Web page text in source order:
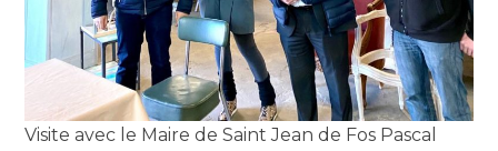
Visite avec le Maire de Saint Jean de Fos Pascal